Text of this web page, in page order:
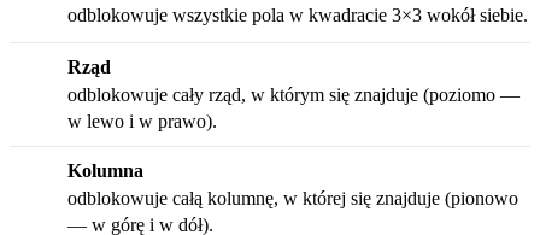
odblokowuje wszystkie pola w kwadracie 3×3 wokół siebie.
Rząd
odblokowuje cały rząd, w którym się znajduje (poziomo —
w lewo i w prawo).
Kolumna
odblokowuje całą kolumnę, w której się znajduje (pionowo
— w górę i w dół).